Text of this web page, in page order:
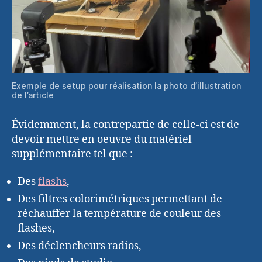
Exemple de setup pour réalisation la photo d’illustration
de l’article
Évidemment, la contrepartie de celle-ci est de
devoir mettre en oeuvre du matériel
supplémentaire tel que :
Desflashs,
Des filtres colorimétriques permettant de
réchauffer la température de couleur des
flashes,
Des déclencheurs radios,